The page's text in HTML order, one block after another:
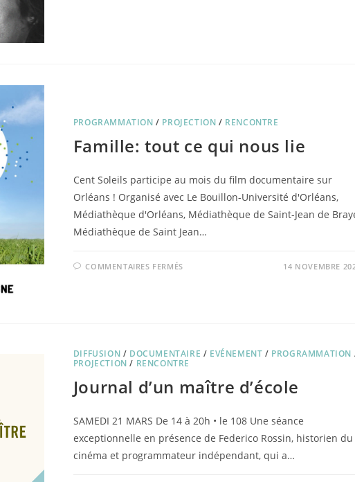
PROGRAMMATION / PROJECTION / RENCONTRE
Famille: tout ce qui nous lie
Cent Soleils participe au mois du film documentaire sur
Orléans ! Organisé avec Le Bouillon-Université d'Orléans,
Médiathèque d'Orléans, Médiathèque de Saint-Jean de
Médiathèque de Saint Jean…
COMMENTAIRES FERMÉSSUR 14 NOVEMBRE
DIFFUSION / DOCUMENTAIRE / EVÉNEMENT / PROGRAMMATION
PROJECTION / RENCONTRE
Journal d’un maître d’école
SAMEDI 21 MARS De 14 à 20h • le 108 Une séance
exceptionnelle en présence de Federico Rossin, historien du
cinéma et programmateur indépendant, qui a…